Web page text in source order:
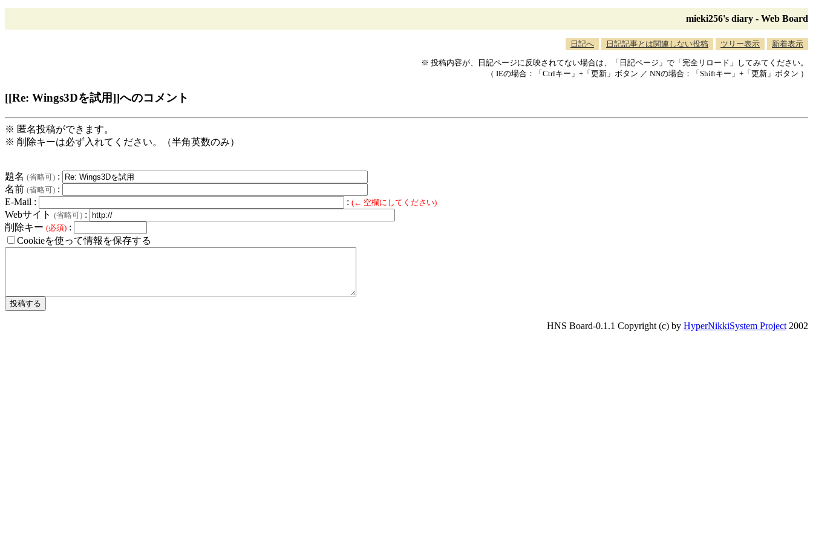
mieki256's diary - Web Board
日記へ 日記記事とは関連しない投稿 ツリー表示 新着表示
※ 投稿内容が、日記ページに反映されてない場合は、「日記ページ」で「完全リロード」してみてください。
（ IEの場合：「Ctrlキー」+「更新」ボタン ／ NNの場合：「Shiftキー」+「更新」ボタン ）
[[Re: Wings3Dを試用]]へのコメント
※ 匿名投稿ができます。
※ 削除キーは必ず入れてください。（半角英数のみ）
題名 (省略可) :
名前 (省略可) :
E-Mail :
: (← 空欄にしてください)
Webサイト (省略可) :
削除キー (必須) :
Cookieを使って情報を保存する
HNS Board-0.1.1 Copyright (c) by HyperNikkiSystem Project2002